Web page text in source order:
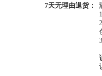
7天无理由退货：